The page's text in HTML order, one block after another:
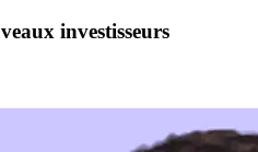
investisseurs